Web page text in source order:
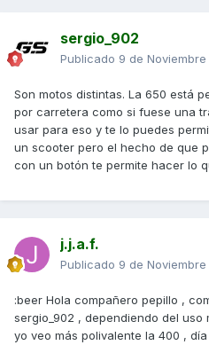
sergio_902
Publicado 9 de Noviembre
Son motos distintas. La 650 está
por carretera como si fuese una
usar para eso y te lo puedes
un scooter pero el hecho de que
con un botón te permite hacer lo
j.j.a.f.
Publicado 9 de Noviembre
:beer Hola compañero pepillo ,
sergio_902 , dependiendo del
yo veo más polivalente la 400 ,